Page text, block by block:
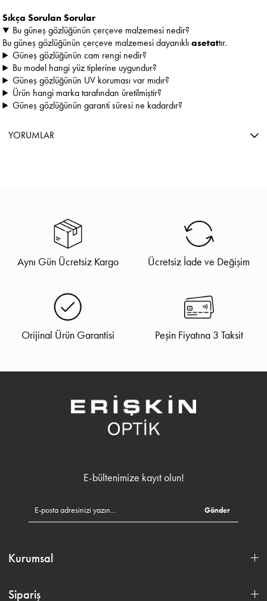
Sıkça Sorulan Sorular
Bu güneş gözlüğünün çerçeve malzemesi nedir?
Bu güneş gözlüğünün çerçeve malzemesi dayanıklıasetattır.
Güneş gözlüğünün cam rengi nedir?
Bu model hangi yüz tiplerine uygundur?
Güneş gözlüğünün UV koruması var mıdır?
Ürün hangi marka tarafından üretilmiştir?
Güneş gözlüğünün garanti süresi ne kadardır?
YORUMLAR
Aynı Gün Ücretsiz Kargo Ücretsiz İade ve Değişim
Orijinal Ürün Garantisi Peşin Fiyatına 3 Taksit
E-bültenimize kayıt olun!
Gönder
Kurumsal
Sipariş